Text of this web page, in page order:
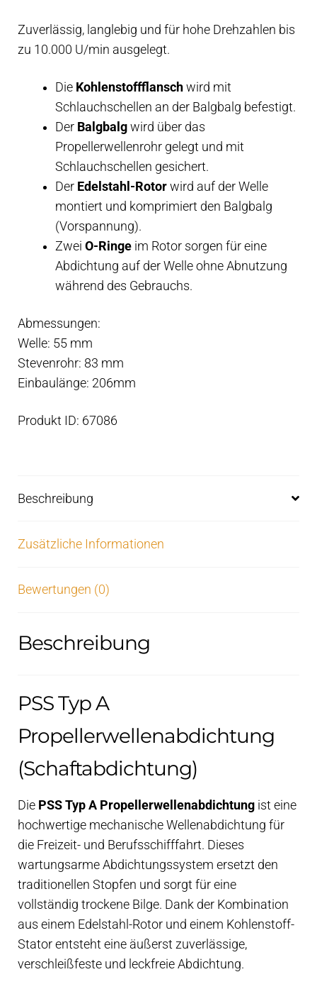
Zuverlässig, langlebig und für hohe Drehzahlen bis
zu 10.000 U/min ausgelegt.
Die Kohlenstoffflanschwird mit
Schlauchschellen an der Balgbalg befestigt.
Der Balgbalgwird über das
Propellerwellenrohr gelegt und mit
Schlauchschellen gesichert.
Der Edelstahl-Rotorwird auf der Welle
montiert und komprimiert den Balgbalg
(Vorspannung).
Zwei O-Ringeim Rotor sorgen für eine
Abdichtung auf der Welle ohne Abnutzung
während des Gebrauchs.
Abmessungen:
Welle: 55 mm
Stevenrohr: 83 mm
Einbaulänge: 206mm
Produkt ID: 67086
Beschreibung
Zusätzliche Informationen
Bewertungen (0)
Beschreibung
PSS Typ A
Propellerwellenabdichtung
(Schaftabdichtung)
Die PSS Typ A Propellerwellenabdichtungist eine
hochwertige mechanische Wellenabdichtung für
die Freizeit- und Berufsschifffahrt. Dieses
wartungsarme Abdichtungssystem ersetzt den
traditionellen Stopfen und sorgt für eine
vollständig trockene Bilge. Dank der Kombination
aus einem Edelstahl-Rotor und einem Kohlenstoff-
Stator entsteht eine äußerst zuverlässige,
verschleißfeste und leckfreie Abdichtung.